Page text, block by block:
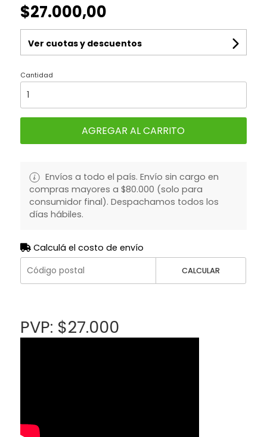
$27.000,00
Ver cuotas y descuentos
Cantidad
AGREGAR AL CARRITO
Envíos a todo el país. Envío sin cargo en
compras mayores a $80.000 (solo para
consumidor final). Despachamos todos los
días hábiles.
Calculá el costo de envío
CALCULAR
PVP: $27.000